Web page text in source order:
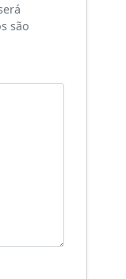
são